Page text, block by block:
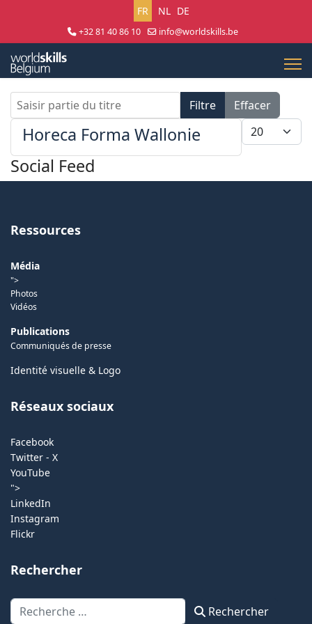
Sélectionnez votre langue
FR NL DE
+32 81 40 86 10
info@worldskills.be
Saisir partie du titre Filtre
Effacer
Afficher #
Horeca Forma Wallonie
Social Feed
Ressources
Média
">
Photos
Vidéos
Publications
Communiqués de presse
Identité visuelle & Logo
Réseaux sociaux
Facebook
Twitter - X
YouTube
">
LinkedIn
Instagram
Flickr
Rechercher
Rechercher Rechercher